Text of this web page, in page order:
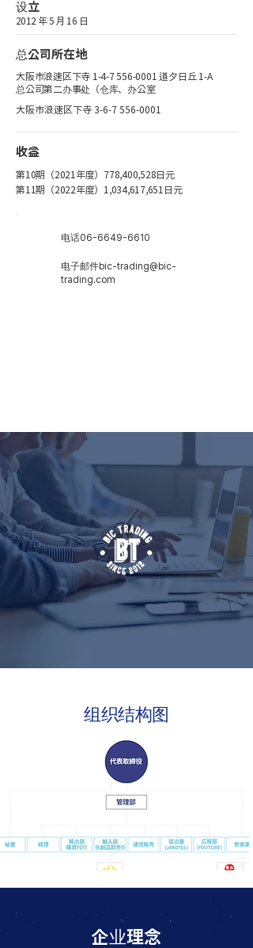
设立
2012 年 5 月 16 日
总公司所在地
大阪市浪速区下寺 1-4-7 556-0001 道夕日丘 1-A
总公司第二办事处（仓库、办公室
大阪市浪速区下寺3-6-7 556-0001
收益
第10期（2021年度）778,400,528日元
第11期（2022年度）1,034,617,651日元
电话06-6649-6610
电子邮件bic-trading@bic-
trading.com
组织结构图
企业理念